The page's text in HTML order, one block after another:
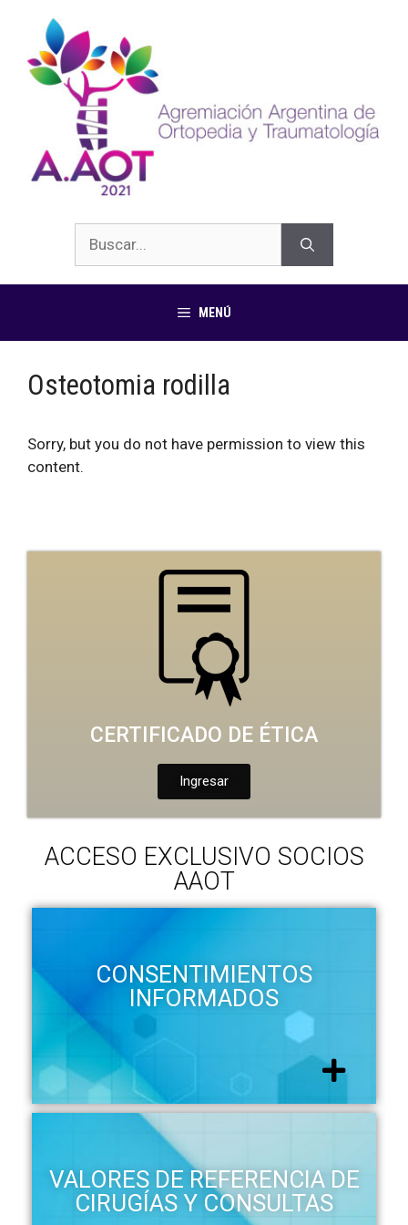
MENÚ
Osteotomia rodilla
Sorry, but you do not have permission to view this
content.
CERTIFICADO DE ÉTICA
Ingresar
ACCESO EXCLUSIVO SOCIOS
AAOT
CONSENTIMIENTOS
INFORMADOS
VALORES DE REFERENCIA DE
CIRUGÍAS Y CONSULTAS